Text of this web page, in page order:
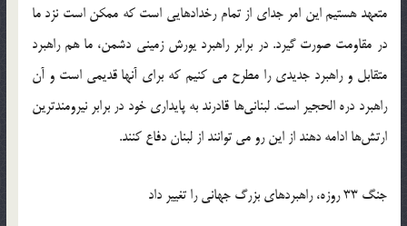
متعهد هستیم این امر جدای از تمام رخدادهایی است که ممکن است نزد ما
در مقاومت صورت گیرد‬‎. در برابر راهبرد یورش زمینی دشمن، ما هم راهبرد
متقابل و راهبرد جدیدی را مطرح می کنیم که برای آنها قدیمی است و آن
راهبرد دره الحجیر است‬‎. لبنانی‌ها قادرند به پایداری خود در برابر نیرومندترین
ارتش‌ها ادامه دهند از این رو می توانند از لبنان دفاع کنند‬‎.
جنگ 33 روزه، راهبردهای بزرگ جهانی را تغییر داد